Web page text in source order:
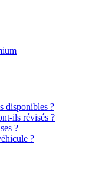
disponibles ?
ils révisés ?
?
?